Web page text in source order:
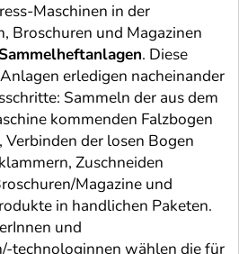
Maschinen in der
Broschuren und Magazinen
Sammelheftanlagen. Diese
erledigen nacheinander
Sammeln der aus dem
kommenden Falzbogen
der losen Bogen
Zuschneiden
Magazine und
in handlichen Paketen.
und
technologinnen wählen die für